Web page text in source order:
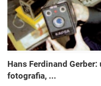
Hans Ferdinand
fotografia, ...